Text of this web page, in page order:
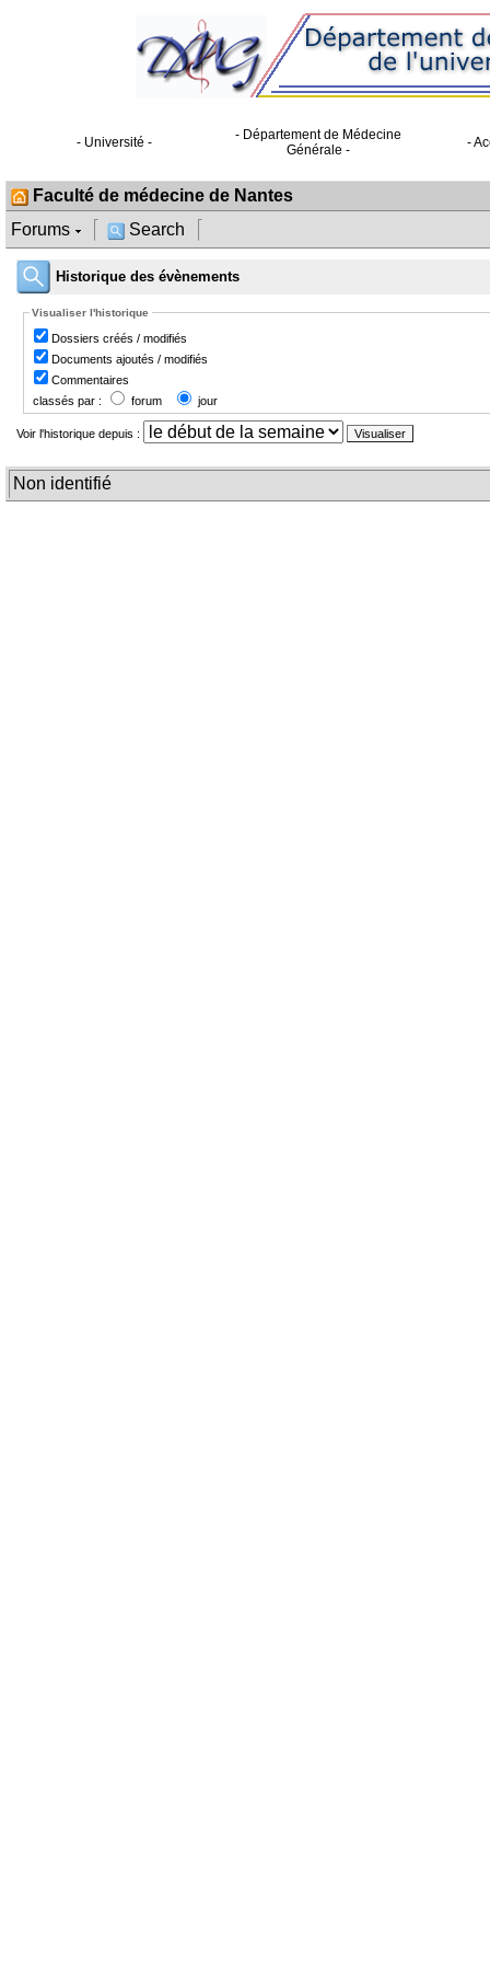
- Université -
- Département de Médecine
Générale -
-
Faculté de médecine de Nantes
Forums
Search
Historique des évènements
Visualiser l'historique
Dossiers créés / modifiés
Documents ajoutés / modifiés
Commentaires
classés par :
forum jour
Voir l'historique depuis :
Non identifié